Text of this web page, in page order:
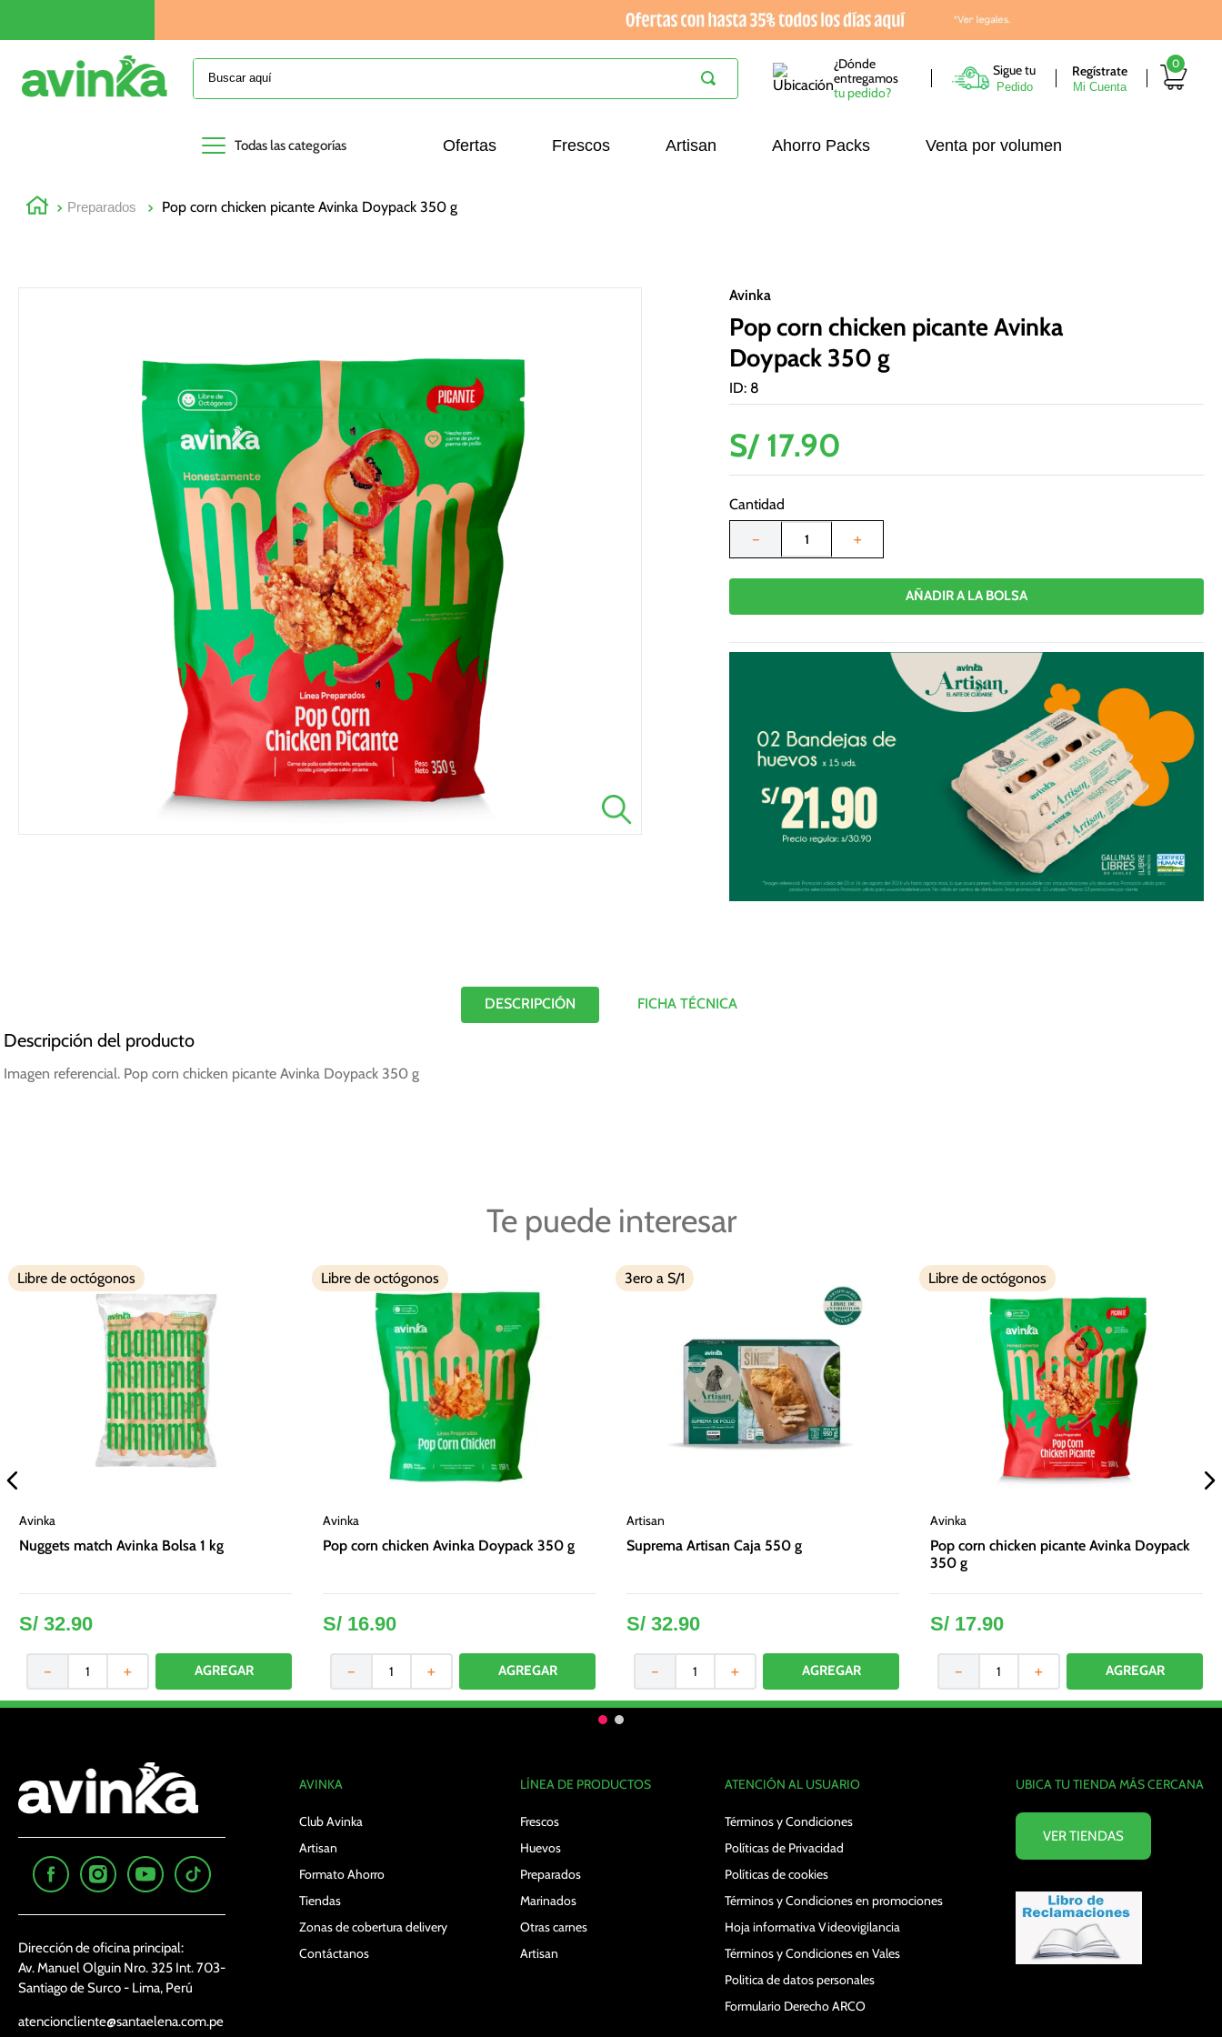
Buscar aquí
¿Dónde
entregamos
tu pedido?
Sigue tu
Pedido
0
Todas las categorías Ofertas Frescos Artisan Ahorro Packs Venta por volumen
Preparados Pop corn chicken picante Avinka Doypack 350 g
Avinka
Pop corn chicken picante Avinka
Doypack 350 g
ID: 8
S/ 17.90
Cantidad
＋
－
AÑADIR A LA BOLSA
DESCRIPCIÓN FICHA TÉCNICA
Descripción del producto
Imagen referencial. Pop corn chicken picante Avinka Doypack 350 g
Te puede interesar
Libre de octógonos
Avinka
Nuggets match Avinka Bolsa 1 kg
S/ 32.90
＋
－
Libre de octógonos
Avinka
Pop corn chicken Avinka Doypack 350 g
S/ 16.90
＋
－
3ero a S/1
Artisan
Suprema Artisan Caja 550 g
S/ 32.90
＋
－
Libre de octógonos
Avinka
Pop corn chicken picante Avinka Doypack
350 g
S/ 17.90
＋
－
Dirección de oficina principal:
Av. Manuel Olguin Nro. 325 Int. 703-
Santiago de Surco - Lima, Perú
atencioncliente@santaelena.com.pe
AVINKA
Club Avinka
Artisan
Formato Ahorro
Tiendas
Zonas de cobertura delivery
Contáctanos
LÍNEA DE PRODUCTOS
Frescos
Huevos
Preparados
Marinados
Otras carnes
Artisan
ATENCIÓN AL USUARIO
Términos y Condiciones
Políticas de Privacidad
Políticas de cookies
Términos y Condiciones en promociones
Hoja informativa Videovigilancia
Términos y Condiciones en Vales
Politica de datos personales
Formulario Derecho ARCO
UBICA TU TIENDA MÁS CERCANA
VER TIENDAS